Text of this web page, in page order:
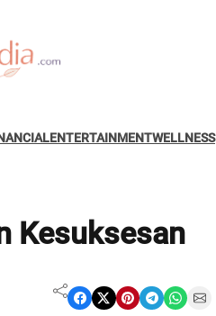
ENTERTAINMENTWELLNESS
Kesuksesan
Share on Facebook Share on X Share on Pinterest Share on Telegram Share on WhatsApp Share on Email